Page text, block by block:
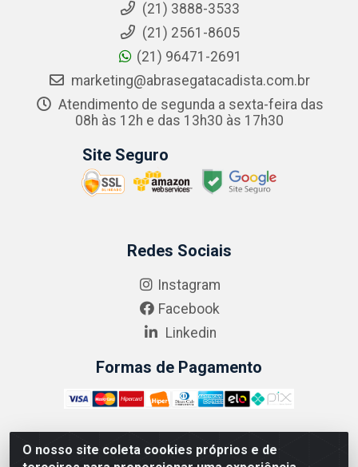
O nosso site coleta cookies próprios e de
(21) 3888-3533
(21) 2561-8605
(21) 96471-2691
marketing@abrasegatacadista.com.br
Atendimento de segunda a sexta-feira das
08h às 12h e das 13h30 às 17h30
Site Seguro
Redes Sociais
Instagram
Facebook
Linkedin
Formas de Pagamento
ABRASEG COMÉRCIO ATACADISTA LTDA - CNPJ: